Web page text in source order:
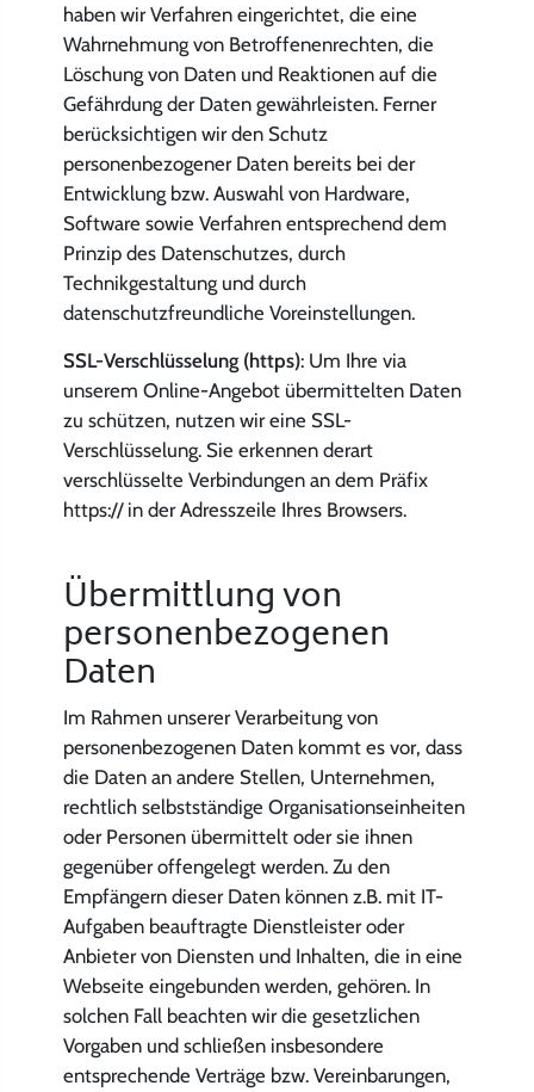
haben wir Verfahren eingerichtet, die eine
Wahrnehmung von Betroffenenrechten, die
Löschung von Daten und Reaktionen auf die
Gefährdung der Daten gewährleisten. Ferner
berücksichtigen wir den Schutz
personenbezogener Daten bereits bei der
Entwicklung bzw. Auswahl von Hardware,
Software sowie Verfahren entsprechend dem
Prinzip des Datenschutzes, durch
Technikgestaltung und durch
datenschutzfreundliche Voreinstellungen.
SSL-Verschlüsselung (https): Um Ihre via
unserem Online-Angebot übermittelten Daten
zu schützen, nutzen wir eine SSL-
Verschlüsselung. Sie erkennen derart
verschlüsselte Verbindungen an dem Präfix
https:// in der Adresszeile Ihres Browsers.
Übermittlung von
personenbezogenen
Daten
Im Rahmen unserer Verarbeitung von
personenbezogenen Daten kommt es vor, dass
die Daten an andere Stellen, Unternehmen,
rechtlich selbstständige Organisationseinheiten
oder Personen übermittelt oder sie ihnen
gegenüber offengelegt werden. Zu den
Empfängern dieser Daten können z.B. mit IT-
Aufgaben beauftragte Dienstleister oder
Anbieter von Diensten und Inhalten, die in eine
Webseite eingebunden werden, gehören. In
solchen Fall beachten wir die gesetzlichen
Vorgaben und schließen insbesondere
entsprechende Verträge bzw. Vereinbarungen,